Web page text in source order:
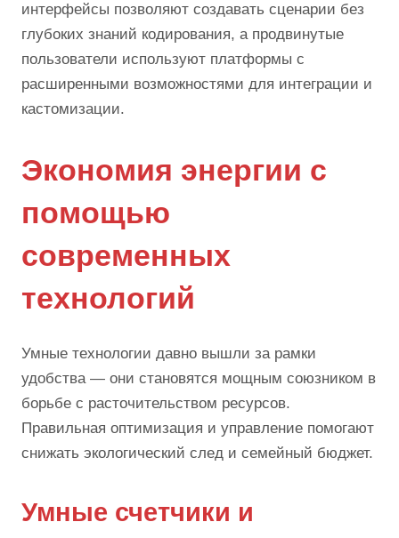
интерфейсы позволяют создавать сценарии без
глубоких знаний кодирования, а продвинутые
пользователи используют платформы с
расширенными возможностями для интеграции и
кастомизации.
Экономия энергии с
помощью
современных
технологий
Умные технологии давно вышли за рамки
удобства — они становятся мощным союзником в
борьбе с расточительством ресурсов.
Правильная оптимизация и управление помогают
снижать экологический след и семейный бюджет.
Умные счетчики и